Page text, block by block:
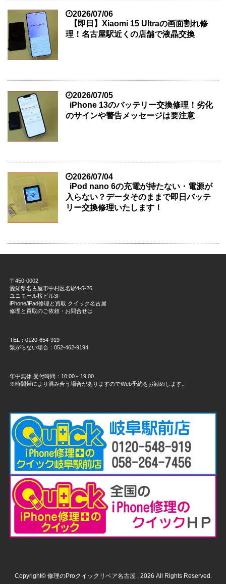
2026/07/06
【即日】Xiaomi 15 Ultraの画面割れ修
理！名古屋駅近くの店舗で液晶交換
2026/07/05
iPhone 13のバッテリー交換修理！劣化
のサインや警告メッセージは要注意
2026/07/04
iPod nano 6の充電が持たない・電源が
入らない？データそのままで即日バッテ
リー交換修理いたします！
〒450-0002
愛知県名古屋市中村区名駅4-5-26
ユニモール桜ビル3F
iPhone/iPad修理と買取 クイック名古屋
修理と買取のご依頼・お問合せは
TEL：0120-654-919
繋がらない場合：052-462-9194
年中無休 受付時間：10:00～19:00
※時間帯により混み合う場合がありますのでWeb予約をお勧めします。
Copyright© 修理のProクイックリペア名古屋 , 2026 All Rights Reserved.